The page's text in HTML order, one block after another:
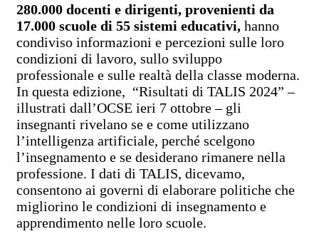
280.000 docenti e dirigenti, provenienti da
17.000 scuole di 55 sistemi educativi, hanno
condiviso informazioni e percezioni sulle loro
condizioni di lavoro, sullo sviluppo
professionale e sulle realtà della classe moderna.
In questa edizione, “Risultati di TALIS 2024” –
illustrati dall’OCSE ieri 7 ottobre – gli
insegnanti rivelano se e come utilizzano
l’intelligenza artificiale, perché scelgono
l’insegnamento e se desiderano rimanere nella
professione. I dati di TALIS, dicevamo,
consentono ai governi di elaborare politiche che
migliorino le condizioni di insegnamento e
apprendimento nelle loro scuole.